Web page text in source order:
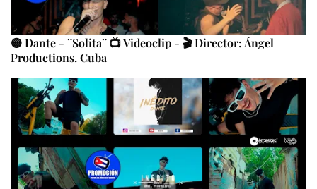
🟡 Dante - ¨Solita¨ 📺 Videoclip - 🎬 Director: Ángel
Productions. Cuba